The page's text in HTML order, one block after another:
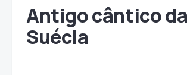
Antigo cântico da
Suécia